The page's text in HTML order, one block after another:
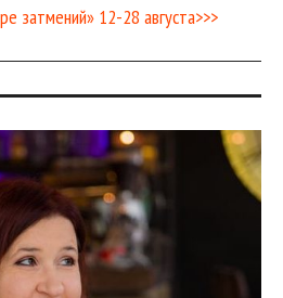
затмений» 12-28 августа>>>